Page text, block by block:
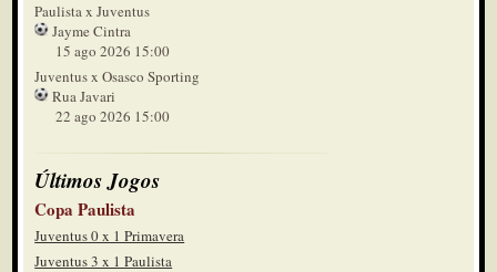
Paulista x Juventus
Jayme Cintra
15 ago 2026 15:00
Juventus x Osasco Sporting
Rua Javari
22 ago 2026 15:00
Últimos Jogos
Copa Paulista
Juventus 0 x 1 Primavera
Juventus 3 x 1 Paulista